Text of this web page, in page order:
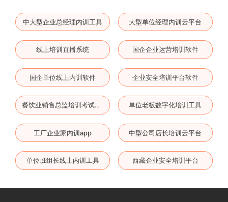
中大型企业总经理内训工具 大型单位经理内训云平台
线上培训直播系统 国企企业运营培训软件
国企单位线上内训软件 企业安全培训平台软件
餐饮业销售总监培训考试系统 单位老板数字化培训工具
工厂企业家内训app 中型公司店长培训云平台
单位班组长线上内训工具 西藏企业安全培训平台